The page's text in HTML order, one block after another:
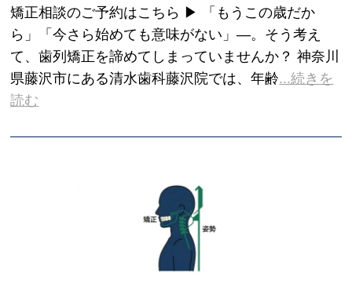
矯正相談のご予約はこちら ▶ 「もうこの歳だか
ら」「今さら始めても意味がない」―。そう考え
て、歯列矯正を諦めてしまっていませんか？ 神奈川
県藤沢市にある清水歯科藤沢院では、年齢...続きを
読む